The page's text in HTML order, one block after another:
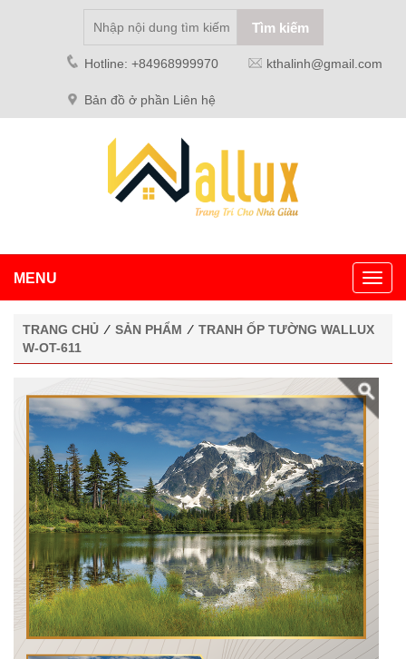
Hotline: +84968999970 kthalinh@gmail.com
Bản đồ ở phần Liên hệ
MENU
TRANG CHỦ ⁄ SẢN PHẨM ⁄ TRANH ỐP TƯỜNG WALLUX
W-OT-611